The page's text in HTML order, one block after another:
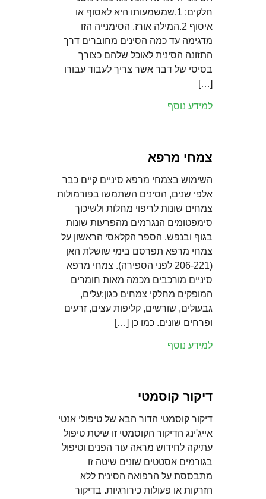
חלקים: 1.שמשמעותו היא לאסוף או
איסוף 2.המילה אורז. הסימנייה הזו
מדגימה עד כמה הסינים מחוברים דרך
התזונה הסינית לאוכל שלהם כצורך
בסיסי של דבר אשר צריך לעבוד עבורו
[…]
למידע נוסף
צמחי מרפא
השימוש בצמחי מרפא סיניים קיים כבר
אלפי שנים, הסינים השתמשו בפורמולות
צמחים שונות לריפוי מחלות ולשיכוך
סימפטומים הנגרמים מהפרעות שונות
בגוף ובנפש. הספר הקלאסי הראשון על
צמחי מרפא תפרסם בימי שושלת האן
(206-221 לפני הספירה). צמחי מרפא
סיניים מורכבים מכמה מאות חומרים
המופקים מחלקי צמחים כגון:עלים,
גבעולים, שורשים, קליפות עצים, זרעים
ופרחים שונים. כמו כן […]
למידע נוסף
דיקור קוסמטי
דיקור קוסמטי הדור הבא של טיפולי אנטי
אייג'ינג הדיקור הקוסמטי זו שיטת טיפול
עתיקה לחידוש מראה עור הפנים וטיפול
בגורמים אסטטים שונים שיטה זו
מתבססת על הרפואה הסינית ללא
הזרקות או פעולות כירורגיות. בדיקור